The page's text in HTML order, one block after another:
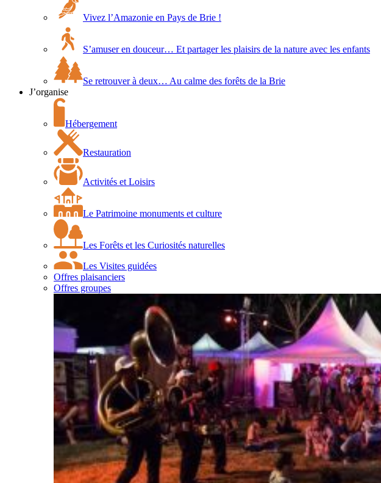
Vivez l’Amazonie en Pays de Brie !
S’amuser en douceur… Et partager les plaisirs de la nature avec les enfants
Se retrouver à deux… Au calme des forêts de la Brie
J’organise
Hébergement
Restauration
Activités et Loisirs
Le Patrimoine monuments et culture
Les Forêts et les Curiosités naturelles
Les Visites guidées
Offres plaisanciers
Offres groupes